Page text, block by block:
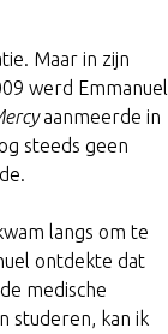
Maar in zijn
werd Emmanuel
aanmeerde in
steeds geen
langs om te
ontdekte dat
medische
studeren, kan ik